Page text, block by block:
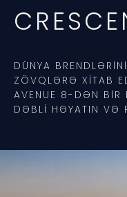
DÜNYA
ZÖVQLƏRƏ XITAB
AVENUE 8-DƏN
DƏBLI HƏYATIN VƏ